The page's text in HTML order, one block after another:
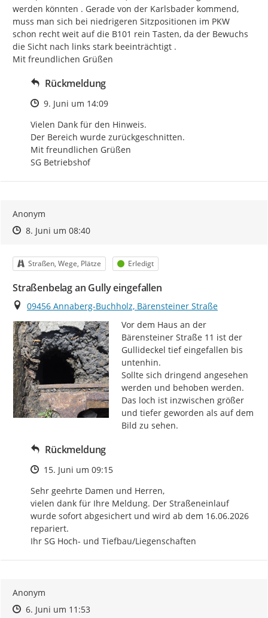
werden könnten . Gerade von der Karlsbader kommend,
muss man sich bei niedrigeren Sitzpositionen im PKW
schon recht weit auf die B101 rein Tasten, da der Bewuchs
die Sicht nach links stark beeinträchtigt .
Mit freundlichen Grüßen
Rückmeldung
Zeitpunkt des Erstellens
9. Juni um 14:09
Vielen Dank für den Hinweis.
Der Bereich wurde zurückgeschnitten.
Mit freundlichen Grüßen
SG Betriebshof
Anonym
Zeitpunkt des Erstellens
Zeitpunkt des Erstellens
8. Juni um 08:40Zur Äußerung
Kategorie
Straßen, Wege, Plätze Status
Erledigt
Straßenbelag an Gully eingefallen
Ort
09456 Annaberg-Buchholz, Bärensteiner Straße
Vor dem Haus an der
Bärensteiner Straße 11 ist der
Gullideckel tief eingefallen bis
untenhin.
Sollte sich dringend angesehen
werden und behoben werden.
Das loch ist inzwischen größer
und tiefer geworden als auf dem
Bild zu sehen.
Rückmeldung
Zeitpunkt des Erstellens
15. Juni um 09:15
Sehr geehrte Damen und Herren,
vielen dank für Ihre Meldung. Der Straßeneinlauf
wurde sofort abgesichert und wird ab dem 16.06.2026
repariert.
Ihr SG Hoch- und Tiefbau/Liegenschaften
Anonym
Zeitpunkt des Erstellens
Zeitpunkt des Erstellens
6. Juni um 11:53Zur Äußerung